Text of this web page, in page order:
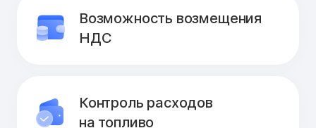
Возможность возмещения
НДС
Контроль расходов
на топливо